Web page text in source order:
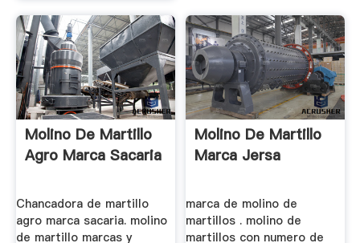
Molino De Martillo
Agro Marca Sacaria
Chancadora de martillo
agro marca sacaria. molino
de martillo marcas y
Molino De Martillo
Marca Jersa
marca de molino de
martillos . molino de
martillos con numero de